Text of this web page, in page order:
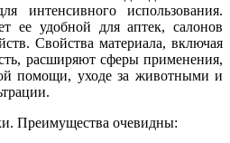
интенсивного использования.
ее удобной для аптек, салонов
Свойства материала, включая
расширяют сферы применения,
помощи, уходе за животными и
Преимущества очевидны: